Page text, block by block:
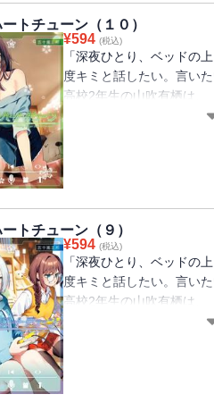
ドキドキも天かすももり
“修学旅行中に山吹と二人
める六花、寧々、イコ、
部屋の行き来が教師陣に
まう――！ そして、2日
トチューン（１０）
¥594 (税込)
「深夜ひとり、ベッドの
度キミと話したい。言い
高校2年生の山吹有栖は、
らないラジオ配信者の少
かねた山吹が提案したの
六花が共同制作したオリ
んなを巻き込み“ある作戦
旅行の話題で持ち切り！
るため山吹を誘おうとし
トチューン（９）
¥594 (税込)
「深夜ひとり、ベッドの
度キミと話したい。言い
高校2年生の山吹有栖は、
らないラジオ配信者の少